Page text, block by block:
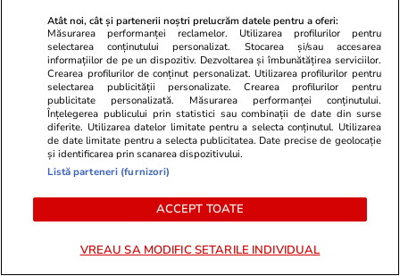
Mediafax.ro
Irineu Darău rupe tăcerea despre
StirileKanalD.ro
Femeie
Atât noi, cât și partenerii noștri prelucrăm datele pentru a oferi:
Măsurarea performanței reclamelor. Utilizarea profilurilor pentru
selectarea conținutului personalizat. Stocarea și/sau accesarea
informațiilor de pe un dispozitiv. Dezvoltarea și îmbunătățirea serviciilor.
Crearea profilurilor de conținut personalizat. Utilizarea profilurilor pentru
selectarea publicității personalizate. Crearea profilurilor pentru
publicitate personalizată. Măsurarea performanței conținutului.
Înțelegerea publicului prin statistici sau combinații de date din surse
diferite. Utilizarea datelor limitate pentru a selecta conținutul. Utilizarea
de date limitate pentru a selecta publicitatea. Date precise de geolocație
și identificarea prin scanarea dispozitivului.
Listă parteneri (furnizori)
ACCEPT TOATE
VREAU SA MODIFIC SETARILE INDIVIDUAL